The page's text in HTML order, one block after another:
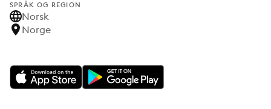
SPRÅK OG REGION
Norsk
Norge